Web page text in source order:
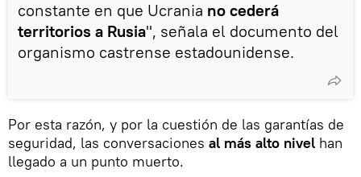
constante en que Ucrania no cederá
territorios a Rusia", señala el documento del
organismo castrense estadounidense.
Por esta razón, y por la cuestión de las garantías de
seguridad, las conversaciones al más alto nivel han
llegado a un punto muerto.